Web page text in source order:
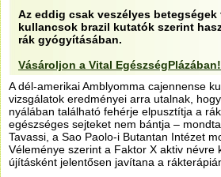
Az eddig csak veszélyes
kullancsok brazil kutatók szerint
rák gyógyításában.
Vásároljon a Vital EgészségPlázában!
A dél-amerikai Amblyomma cajennense
vizsgálatok eredményei arra utalnak,
nyálában található fehérje elpusztítja a
egészséges sejteket nem bántja –
Tavassi, a Sao Paolo-i Butantan Intézet
Véleménye szerint a Faktor X aktiv névre
újításként jelentősen javítana a